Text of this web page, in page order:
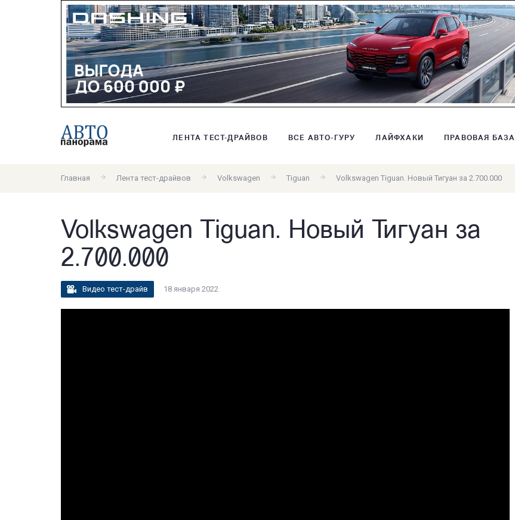
ЛЕНТА ТЕСТ-ДРАЙВОВ ВСЕ АВТО-ГУРУ ЛАЙФХАКИ ПРАВОВАЯ БАЗА
Главная Лента тест-драйвов Volkswagen Tiguan Volkswagen Tiguan. Новый Тигуан за 2.700.000
Volkswagen Tiguan. Новый Тигуан за
2.700.000
Видео тест-драйв 18 января 2022